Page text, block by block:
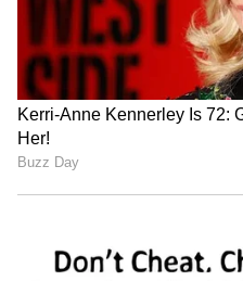
ఎయిర్ డెక్కన్
ఆధారంగా సుధా కొంగర
అవార్డులు కూడా